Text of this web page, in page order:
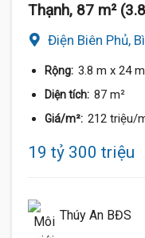
Thạnh, 87 m²
Điện Biên Phủ,
Rộng: 3.8 m x 24 m
Diện tích: 87 m²
Giá/m²: 212 triệu/
19 tỷ 300 triệu
Thúy An BĐS